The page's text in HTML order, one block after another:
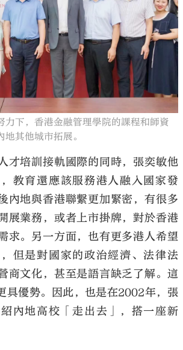
力下，香港金融管理學院的課程和師資
其他城市拓展。
才培訓接軌國際的同時，張奕敏他
教育還應該服務港人融入國家發
內地與香港聯繫更加緊密，有很多
展業務，或者上市掛牌，對於香港
求。另一方面，也有更多港人希望
但是對國家的政治經濟、法律法
商文化，甚至是語言缺乏了解。這
具優勢。因此，也是在2002年，張
內地高校「走出去」，搭一座新